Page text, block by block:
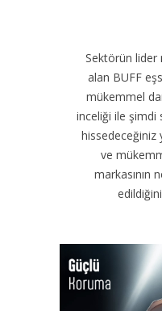
Sektörün lider
alan BUFF
mükemmel
inceliği ile şimdi
hissedeceğiniz
ve
markasının